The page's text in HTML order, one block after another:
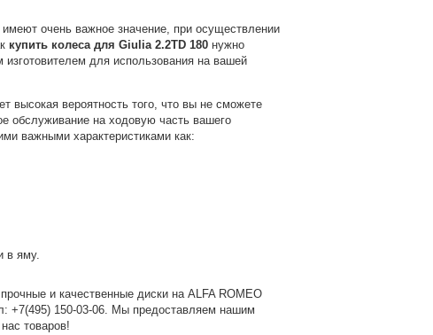
очень важное значение, при осуществлении
купить колеса для Giulia 2.2TD 180 нужно
для использования на вашей
высокая вероятность того, что вы не сможете
обслуживание на ходовую часть вашего
важными характеристиками как:
в яму.
и качественные диски на ALFA ROMEO
+7(495) 150-03-06. Мы предоставляем нашим
товаров!